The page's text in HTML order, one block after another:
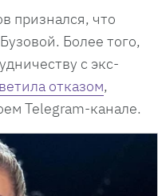
признался, что
Более того,
с экс-
отказом,
Telegram-канале.